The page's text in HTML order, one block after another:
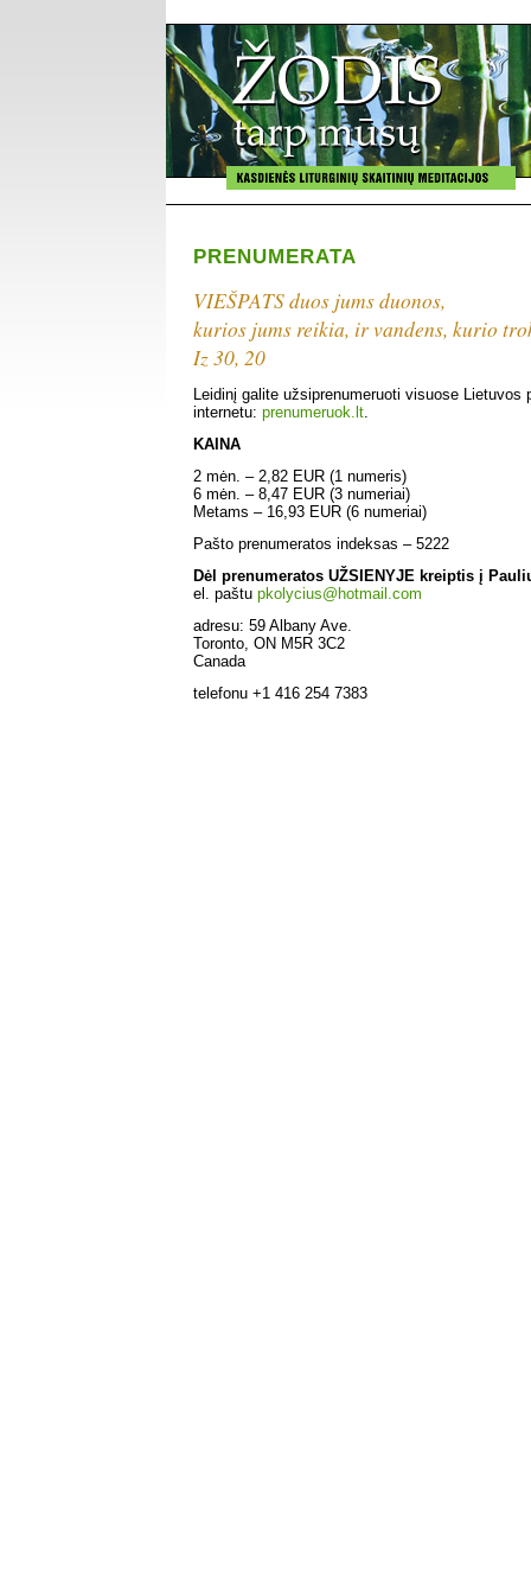
PRENUMERATA
VIEŠPATS duos jums duonos,
kurios jums reikia, ir vandens, kurio
Iz 30, 20
Leidinį galite užsiprenumeruoti visuose Lietuvos
internetu: prenumeruok.lt
KAINA
2 mėn. – 2,82 EUR (1 numeris)
6 mėn. – 8,47 EUR (3 numeriai)
Metams – 16,93 EUR (6 numeriai)
Pašto prenumeratos indeksas – 5222
Dėl prenumeratos UŽSIENYJE kreiptis į
el. paštu pkolycius@hotmail.com
adresu: 59 Albany Ave.
Toronto, ON M5R 3C2
Canada
telefonu +1 416 254 7383